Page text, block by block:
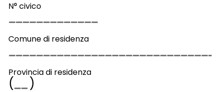
N° civico
Comune di residenza
Provincia di residenza
( )